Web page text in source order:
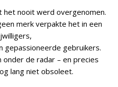
nooit werd overgenomen.
merk verpakte het in een
gepassioneerde gebruikers.
de radar – en precies
lang niet obsoleet.